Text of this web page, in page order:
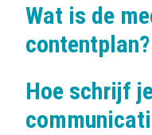
Wat is de
contentplan?
Hoe schrijf